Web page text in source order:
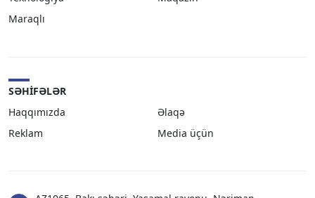
Maraqlı
SƏHIFƏLƏR
Haqqımızda
Əlaqə
Reklam
Media üçün